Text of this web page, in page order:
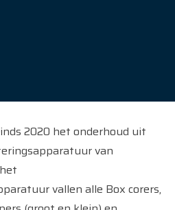
2020 het onderhoud uit
van
vallen alle Box corers,